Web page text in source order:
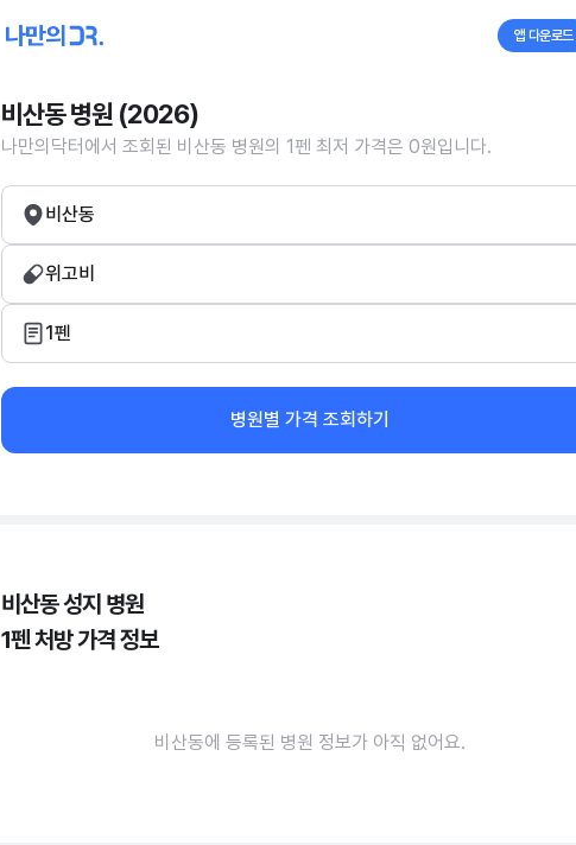
앱 다운로드
비산동 병원 (2026)
나만의닥터에서 조회된 비산동 병원의 1펜 최저 가격은 0원입니다.
비산동
위고비
1펜
병원별 가격 조회하기
비산동 성지 병원
1펜 처방 가격 정보
비산동에 등록된 병원 정보가 아직 없어요.